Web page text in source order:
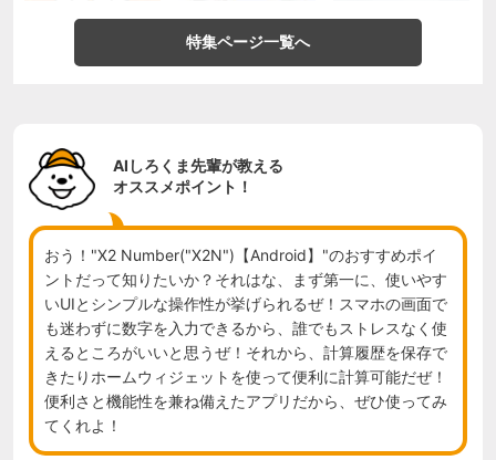
特集ページ一覧へ
AIしろくま先輩が教える
オススメポイント！
おう！"X2 Number("X2N")【Android】"のおすすめポイ
ントだって知りたいか？それはな、まず第一に、使いやす
いUIとシンプルな操作性が挙げられるぜ！スマホの画面で
も迷わずに数字を入力できるから、誰でもストレスなく使
えるところがいいと思うぜ！それから、計算履歴を保存で
きたりホームウィジェットを使って便利に計算可能だぜ！
便利さと機能性を兼ね備えたアプリだから、ぜひ使ってみ
てくれよ！